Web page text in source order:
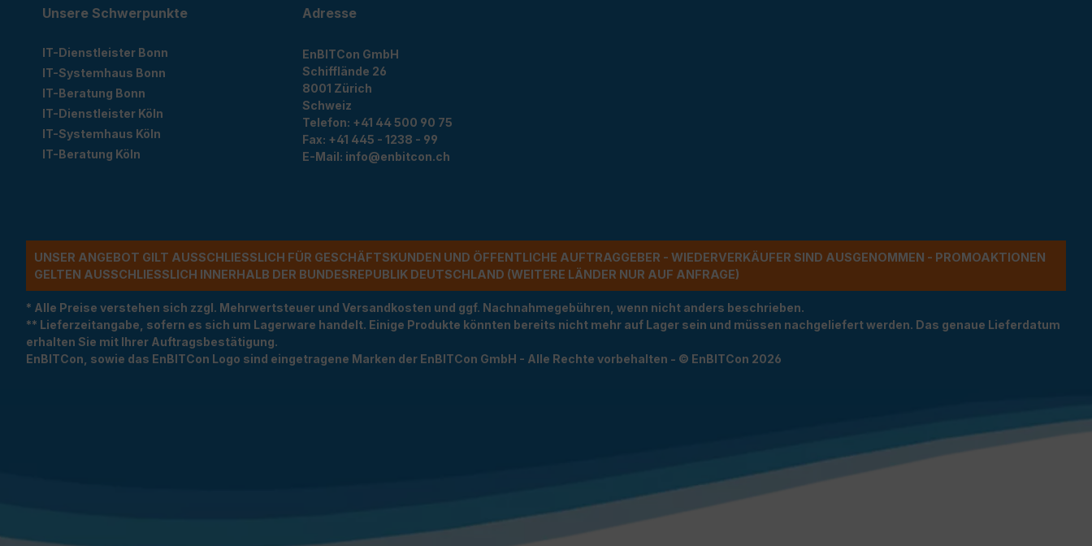
Unsere Schwerpunkte
IT-Dienstleister Bonn
IT-Systemhaus Bonn
IT-Beratung Bonn
IT-Dienstleister Köln
IT-Systemhaus Köln
IT-Beratung Köln
Adresse
EnBITCon GmbH
Schifflände 26
8001 Zürich
Schweiz
Telefon: +41 44 500 90 75
Fax: +41 445 - 1238 - 99
E-Mail: info@enbitcon.ch
UNSER ANGEBOT GILT AUSSCHLIESSLICH FÜR GESCHÄFTSKUNDEN UND ÖFFENTLICHE AUFTRAGGEBER - WIEDERVERKÄUFER SIND AUSGENOMMEN - PROMOAKTIONEN G
ELTEN AUSSCHLIESSLICH INNERHALB DER BUNDESREPUBLIK DEUTSCHLAND (WEITERE LÄNDER NUR AUF ANFRAGE)
* Alle Preise verstehen sich zzgl. Mehrwertsteuer und Versandkosten und ggf. Nachnahmegebühren, wenn nicht anders beschrieben.
** Lieferzeitangabe, sofern es sich um Lagerware handelt. Einige Produkte könnten bereits nicht mehr auf Lager sein und müssen nachgeliefert werden. Das genaue Lieferdatum
erhalten Sie mit Ihrer Auftragsbestätigung.
EnBITCon, sowie das EnBITCon Logo sind eingetragene Marken der EnBITCon GmbH - Alle Rechte vorbehalten - © EnBITCon 2026